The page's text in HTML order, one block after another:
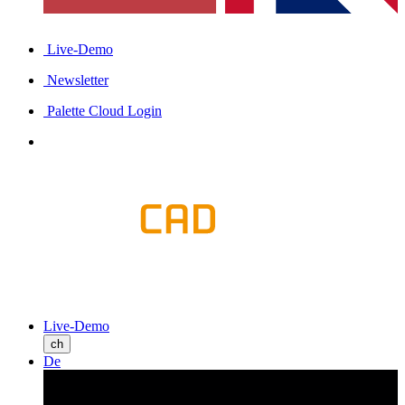
Live-Demo
Newsletter
Palette Cloud Login
Live-Demo
ch
De